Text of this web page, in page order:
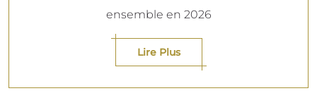
ensemble en 2026
Lire Plus